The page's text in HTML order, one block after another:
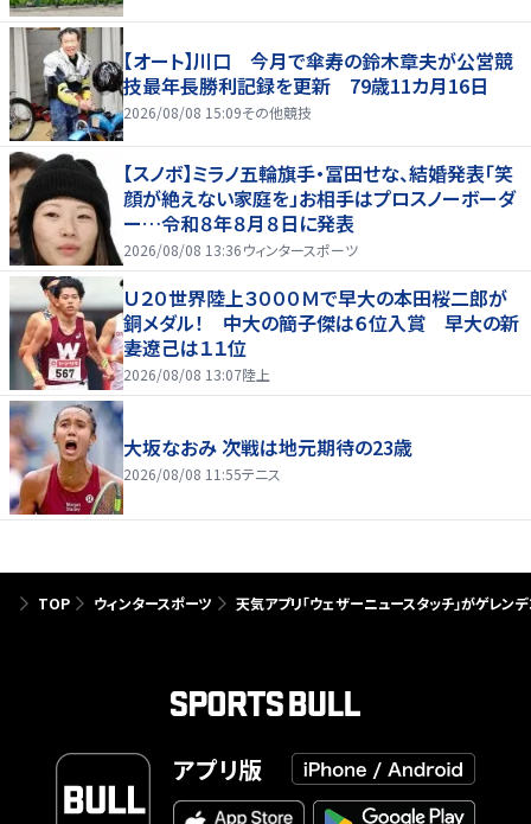
【オート】川口 今月で傘寿の鈴木章夫が公営競
技最年長勝利記録を更新 79歳11カ月16日
2026/08/08 15:09その他競技
【スノボ】ミラノ五輪旗手・冨田せな、結婚発表「笑
顔が絶えない家庭を」お相手はプロスノーボーダ
ー…令和８年８月８日に発表
2026/08/08 13:36ウィンタースポーツ
Ｕ２０世界陸上３０００Ｍで早大の本田桜二郎が
銅メダル！ 中大の簡子傑は６位入賞 早大の新
妻遼己は１１位
2026/08/08 13:07陸上
大坂なおみ 次戦は地元期待の23歳
2026/08/08 11:55テニス
TOP ウィンタースポーツ 天気アプリ「ウェザーニュースタッチ」がゲレン
アプリ版